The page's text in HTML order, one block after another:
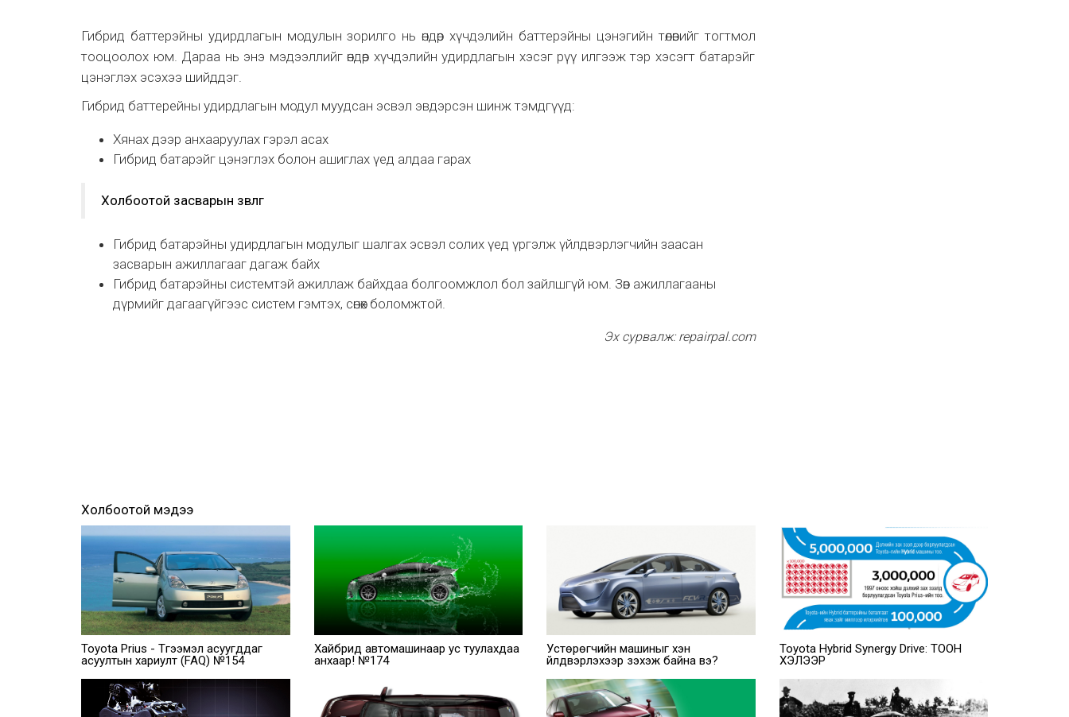
Гибрид баттерэйны удирдлагын модулын зорилго нь өндөр хүчдэлийн баттерэйны цэнэгийн төлөвийг тогтмол
тооцоолох юм. Дараа нь энэ мэдээллийг өндөр хүчдэлийн удирдлагын хэсэг рүү илгээж тэр хэсэгт батарэйг
цэнэглэх эсэхээ шийддэг.
Гибрид баттерейны удирдлагын модул муудсан эсвэл эвдэрсэн шинж тэмдгүүд:
Хянах дээр анхааруулах гэрэл асах
Гибрид батарэйг цэнэглэх болон ашиглах үед алдаа гарах
Холбоотой засварын зөвлөгөө
Гибрид батарэйны удирдлагын модулыг шалгах эсвэл солих үед үргэлж үйлдвэрлэгчийн заасан
засварын ажиллагааг дагаж байх
Гибрид батарэйны системтэй ажиллаж байхдаа болгоомжлол бол зайлшгүй юм. Зөв ажиллагааны
дүрмийг дагаагүйгээс систем гэмтэх, сөнөх боломжтой.
Эх сурвалж: repairpal.com
Холбоотой мэдээ
Toyota Prius - Түгээмэл асуугддаг
асуултын хариулт (FAQ) №154
Хайбрид автомашинаар ус туулахдаа
анхаар! №174
Устөрөгчийн машиныг хэн
үйлдвэрлэхээр зэхэж байна вэ?
Toyota Hybrid Synergy Drive: ТООН
ХЭЛЭЭР